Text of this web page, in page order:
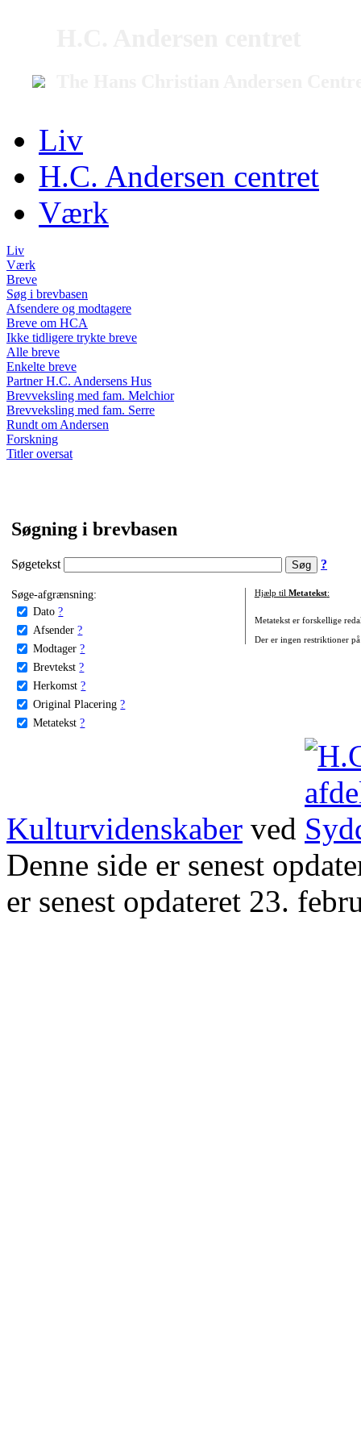
Liv
H.C. Andersen centret
Værk
Liv
Værk
Breve
Søg i brevbasen
Afsendere og modtagere
Breve om HCA
Ikke tidligere trykte breve
Alle breve
Enkelte breve
Partner H.C. Andersens Hus
Brevveksling med fam. Melchior
Brevveksling med fam. Serre
Rundt om Andersen
Forskning
Titler oversat
Søgning i brevbasen
Søgetekst ?
Søge-afgrænsning:
Dato ?
Afsender ?
Modtager ?
Brevtekst ?
Herkomst ?
Original Placering ?
Metatekst ?
Hjælp til Metatekst:
Metatekst er forskellige
Der er ingen restriktioner
Kulturvidenskaber ved
Denne side er senest
er senest opdateret 23.